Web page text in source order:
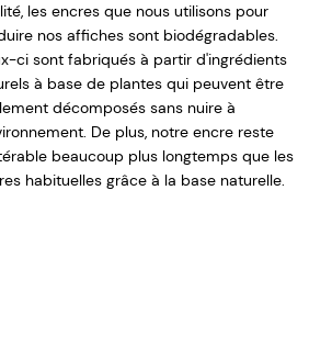
les encres que nous utilisons pour
nos affiches sont biodégradables.
ci sont fabriqués à partir d'ingrédients
à base de plantes qui peuvent être
décomposés sans nuire à
De plus, notre encre reste
beaucoup plus longtemps que les
habituelles grâce à la base naturelle.